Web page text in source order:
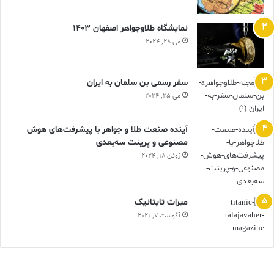
نمایشگاه طلاوجواهر اصفهان 1403
می 28, 2024
سفر رسمی بن سلمان به ایران
می 25, 2024
آینده صنعت طلا و جواهر با پیشرفت‌های هوش
مصنوعی و پرینت سه‌بعدی
ژوئن 18, 2024
ميراث تايتانيک
آگوست 7, 2021